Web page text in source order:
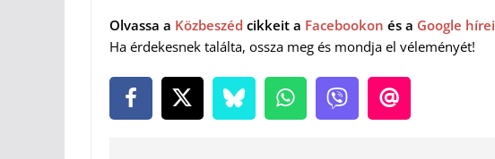
Olvassa a Közbeszéd cikkeit a Facebookon és a Google hírei
Ha érdekesnek találta, ossza meg és mondja el véleményét!